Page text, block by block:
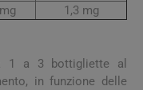
1,3 mg
1 a 3 bottigliette al
in funzione delle